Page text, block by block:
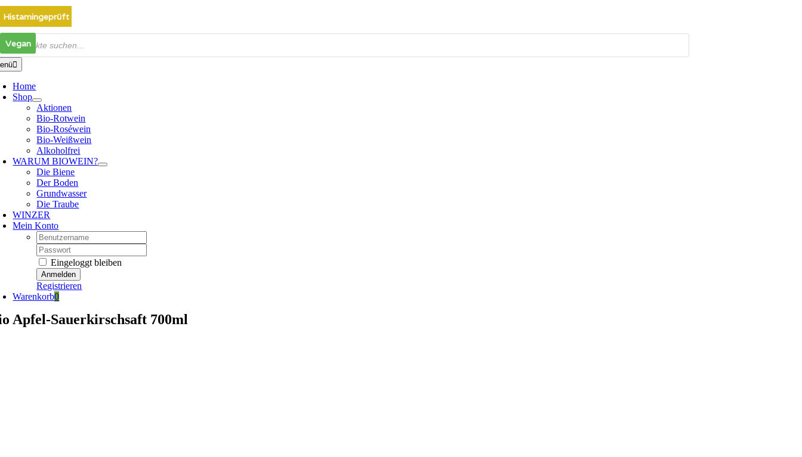
Inhalt
springen
Home
Shop
Aktionen
Bio-Rotwein
Bio-Roséwein
Bio-Weißwein
Alkoholfrei
WARUM BIOWEIN?
Die Biene
Der Boden
Grundwasser
Die Traube
WINZER
Mein Konto
Nutzername:
Passwort:
Eingeloggt bleiben
Registrieren
Warenkorb0
Apfel-Sauerkirschsaft 700ml
Vegan
Vegan
Histamingeprüft
Vegan